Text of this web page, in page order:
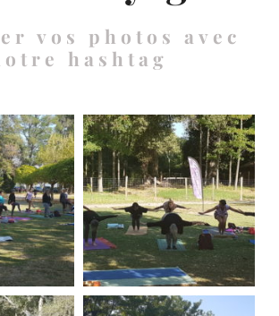
vos photos avec
hashtag